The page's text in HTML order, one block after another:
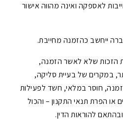
לאספקה ואינה מהווה אישור
ייחשב כהזמנה מחייבת.
שלא לאשר הזמנה,
במקרים של בעיית סליקה,
חוסר במלאי, חשד לפעילות
או הפרת תנאי התקנון – והכול
להוראות הדין.